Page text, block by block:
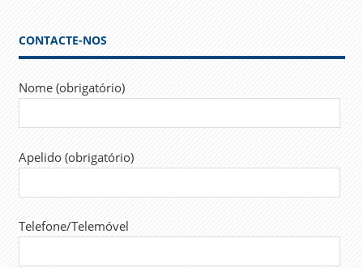
CONTACTE-NOS
Nome (obrigatório)
Apelido (obrigatório)
Telefone/Telemóvel